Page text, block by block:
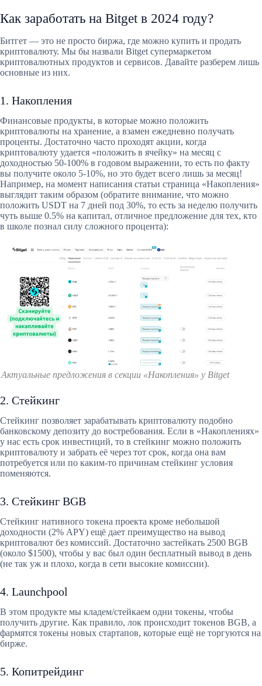
Как заработать на Bitget в 2024 году?
Битгет — это не просто биржа, где можно купить и продать
криптовалюту. Мы бы назвали Bitget супермаркетом
криптовалютных продуктов и сервисов. Давайте разберем лишь
основные из них.
1. Накопления
Финансовые продукты, в которые можно положить
криптовалюты на хранение, а взамен ежедневно получать
проценты. Достаточно часто проходят акции, когда
криптовалюту удается «положить в ячейку» на месяц с
доходностью 50-100% в годовом выражении, то есть по факту
вы получите около 5-10%, но это будет всего лишь за месяц!
Например, на момент написания статьи страница «Накопления»
выглядит таким образом (обратите внимание, что можно
положить USDT на 7 дней под 30%, то есть за неделю получить
чуть выше 0.5% на капитал, отличное предложение для тех, кто
в школе познал силу сложного процента):
Актуальные предложения в секции «Накопления» у Bitget
2. Стейкинг
Стейкинг позволяет зарабатывать криптовалюту подобно
банковскому депозиту до востребования. Если в «Накоплениях»
у нас есть срок инвестиций, то в стейкинг можно положить
криптовалюту и забрать её через тот срок, когда она вам
потребуется или по каким-то причинам стейкинг условия
поменяются.
3. Стейкинг BGB
Стейкинг нативного токена проекта кроме небольшой
доходности (2% APY) ещё дает преимущество на вывод
криптовалют без комиссий. Достаточно застейкать 2500 BGB
(около $1500), чтобы у вас был один бесплатный вывод в день
(не так уж и плохо, когда в сети высокие комиссии).
4. Launchpool
В этом продукте мы кладем/стейкаем одни токены, чтобы
получить другие. Как правило, лок происходит токенов BGB, а
фармятся токены новых стартапов, которые ещё не торгуются на
бирже.
5. Копитрейдинг